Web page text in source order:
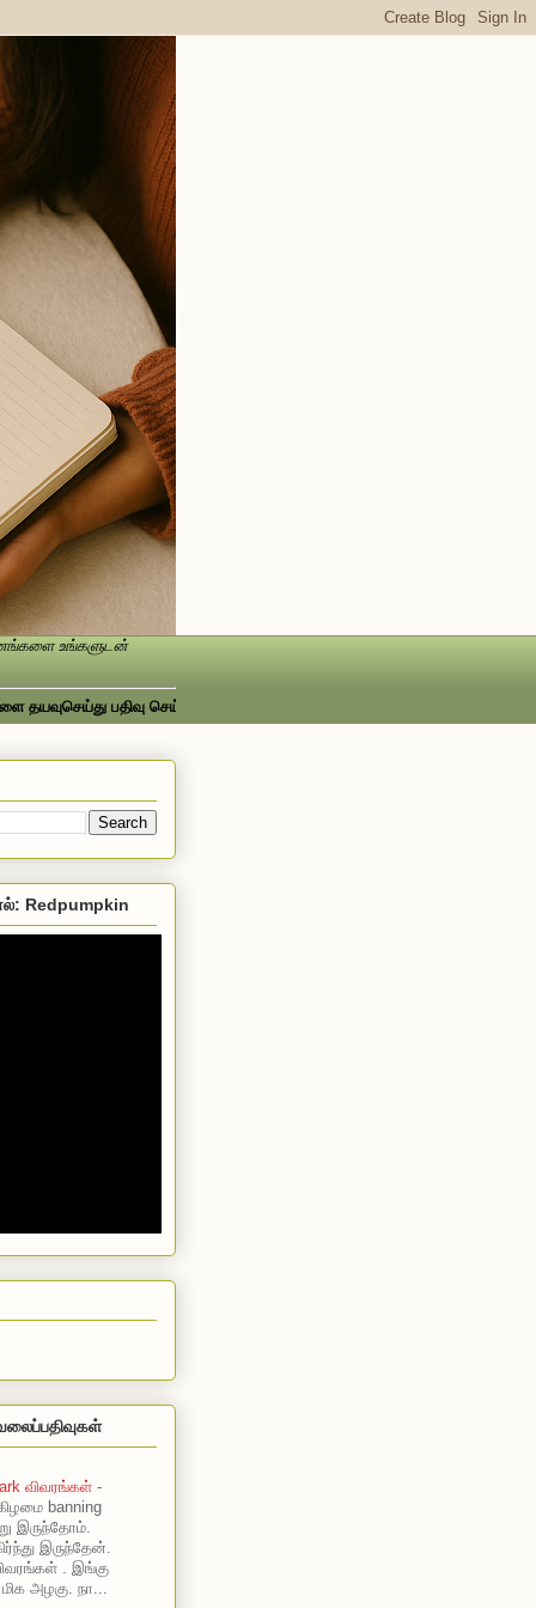
உங்களுடன்
பதிவு செய்யவும்...ஃபேஸ்புக்கில் பார்க்க http://www.facebook.com/
Redpumpkin
விவரங்கள் -
banning
இருந்தோம்.
இருந்தேன்.
. இங்கு
அழகு. நா...